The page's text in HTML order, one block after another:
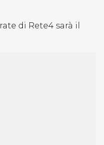
di Rete4 sarà il